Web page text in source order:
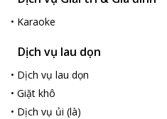
• Karaoke
Dịch vụ lau dọn
• Dịch vụ lau dọn
• Giặt khô
• Dịch vụ ủi (là)